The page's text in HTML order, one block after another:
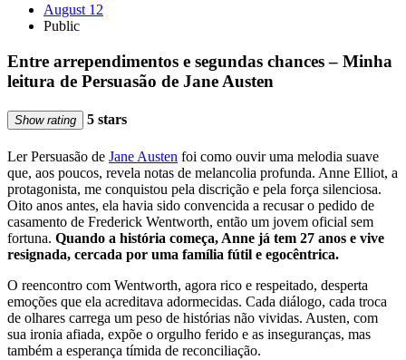
August 12
Public
Entre arrependimentos e segundas chances – Minha
leitura de Persuasão de Jane Austen
Show rating 5 stars
Ler Persuasão de Jane Austen foi como ouvir uma melodia suave
que, aos poucos, revela notas de melancolia profunda. Anne Elliot, a
protagonista, me conquistou pela discrição e pela força silenciosa.
Oito anos antes, ela havia sido convencida a recusar o pedido de
casamento de Frederick Wentworth, então um jovem oficial sem
fortuna. Quando a história começa, Anne já tem 27 anos e vive
resignada, cercada por uma família fútil e egocêntrica.
O reencontro com Wentworth, agora rico e respeitado, desperta
emoções que ela acreditava adormecidas. Cada diálogo, cada troca
de olhares carrega um peso de histórias não vividas. Austen, com
sua ironia afiada, expõe o orgulho ferido e as inseguranças, mas
também a esperança tímida de reconciliação.